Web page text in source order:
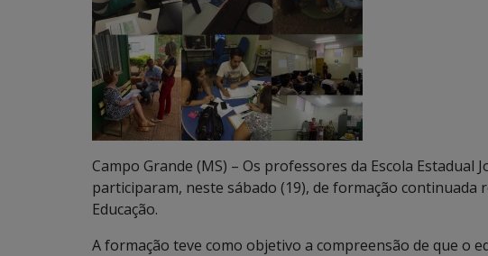
Campo Grande (MS) – Os professores da Escola Estadual
participaram, neste sábado (19), de formação continuada
Educação.
A formação teve como objetivo a compreensão de que o